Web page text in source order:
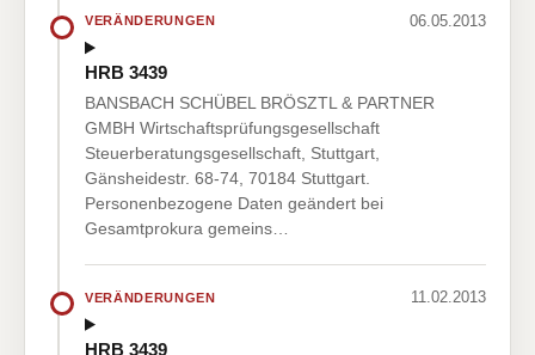
VERÄNDERUNGEN 06.05.2013
HRB 3439
BANSBACH SCHÜBEL BRÖSZTL & PARTNER
GMBH Wirtschaftsprüfungsgesellschaft
Steuerberatungsgesellschaft, Stuttgart,
Gänsheidestr. 68-74, 70184 Stuttgart.
Personenbezogene Daten geändert bei
Gesamtprokura gemeins…
VERÄNDERUNGEN 11.02.2013
HRB 3439